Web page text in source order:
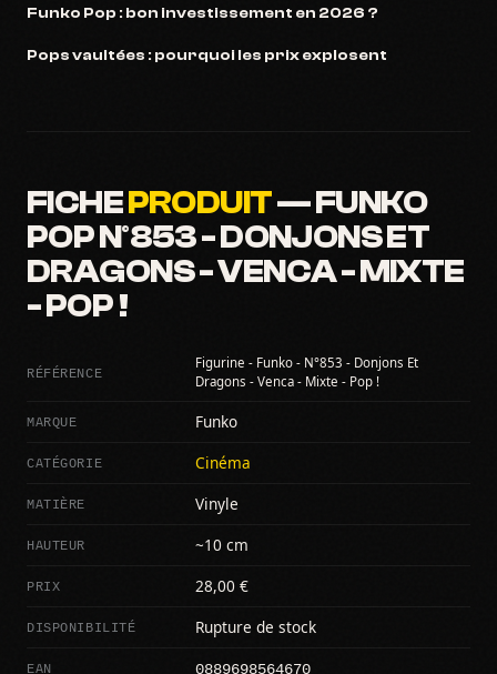
Funko Pop : bon investissement en 2026 ?
Pops vaultées : pourquoi les prix explosent
FICHEPRODUIT— FUNKO
POP N°853 - DONJONS ET
DRAGONS - VENCA - MIXTE
- POP !
RÉFÉRENCE
Figurine - Funko - N°853 - Donjons Et
Dragons - Venca - Mixte - Pop !
MARQUE Funko
CATÉGORIE Cinéma
MATIÈRE Vinyle
HAUTEUR ~10 cm
PRIX 28,00 €
DISPONIBILITÉ Rupture de stock
EAN 0889698564670